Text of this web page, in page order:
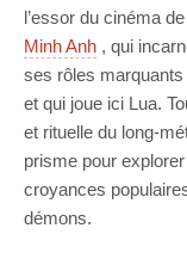
l’essor du cinéma
Minh Anh , qui
ses rôles
et qui joue ici Lua.
et rituelle du long-
prisme pour
croyances
démons.